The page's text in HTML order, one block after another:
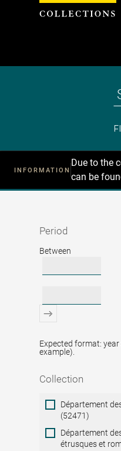
INFORMATION
Due to the
can be
Recherche
Period
Period
Between
Expected format:
example).
Collection
Collection
Département
(52471)
Département
étrusques et
Cookies management panel